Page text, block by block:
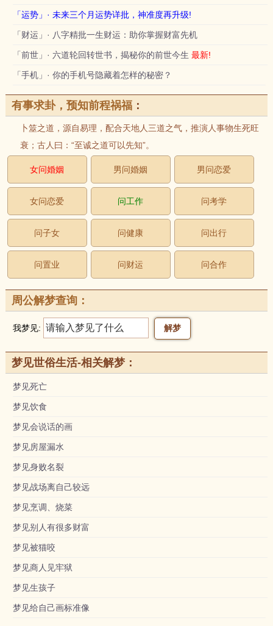
「运势」· 未来三个月运势详批，神准度再升级!
「财运」· 八字精批一生财运：助你掌握财富先机
「前世」· 六道轮回转世书，揭秘你的前世今生 最新!
「手机」· 你的手机号隐藏着怎样的秘密？
有事求卦，预知前程祸福：
卜筮之道，源自易理，配合天地人三道之气，推演人事物生死旺
衰；古人曰：“至诚之道可以先知”。
女问婚姻 男问婚姻 男问恋爱
女问恋爱 问工作 问考学
问子女 问健康 问出行
问置业 问财运 问合作
周公解梦查询：
我梦见:
梦见世俗生活-相关解梦：
梦见死亡
梦见饮食
梦见会说话的画
梦见房屋漏水
梦见身败名裂
梦见战场离自己较远
梦见烹调、烧菜
梦见别人有很多财富
梦见被猫咬
梦见商人见牢狱
梦见生孩子
梦见给自己画标准像